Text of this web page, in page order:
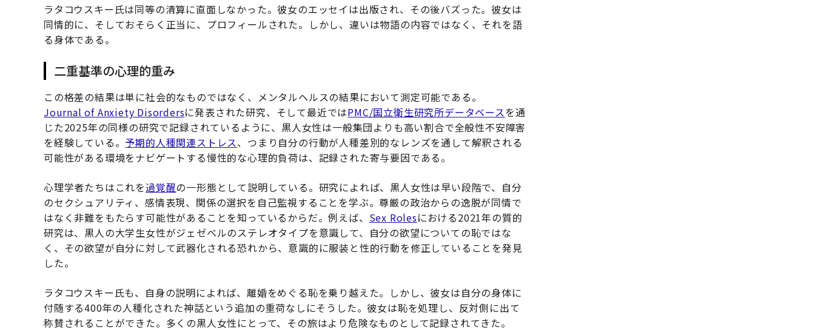
ラタコウスキー氏は同等の清算に直面しなかった。彼女のエッセイは出版され、その後バズった。彼女は
同情的に、そしておそらく正当に、プロフィールされた。しかし、違いは物語の内容ではなく、それを語
る身体である。
二重基準の心理的重み
この格差の結果は単に社会的なものではなく、メンタルヘルスの結果において測定可能である。
Journal of Anxiety Disordersに発表された研究、そして最近ではPMC/国立衛生研究所データベースを通
じた2025年の同様の研究で記録されているように、黒人女性は一般集団よりも高い割合で全般性不安障害
を経験している。 予期的人種関連ストレス、つまり自分の行動が人種差別的なレンズを通して解釈される
可能性がある環境をナビゲートする慢性的な心理的負荷は、記録された寄与要因である。
心理学者たちはこれを過覚醒の一形態として説明している。研究によれば、黒人女性は早い段階で、自分
のセクシュアリティ、感情表現、関係の選択を自己監視することを学ぶ。尊厳の政治からの逸脱が同情で
はなく非難をもたらす可能性があることを知っているからだ。例えば、 Sex Rolesにおける2021年の質的
研究は、黒人の大学生女性がジェゼベルのステレオタイプを意識して、自分の欲望についての恥ではな
く、その欲望が自分に対して武器化される恐れから、意識的に服装と性的行動を修正していることを発見
した。
ラタコウスキー氏も、自身の説明によれば、離婚をめぐる恥を乗り越えた。しかし、彼女は自分の身体に
付随する400年の人種化された神話という追加の重荷なしにそうした。彼女は恥を処理し、反対側に出て
称賛されることができた。多くの黒人女性にとって、その旅はより危険なものとして記録されてきた。